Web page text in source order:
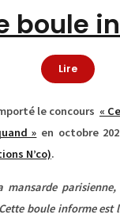
boule
Lire
le concours «
» en octobre
N’co).
boule informe est